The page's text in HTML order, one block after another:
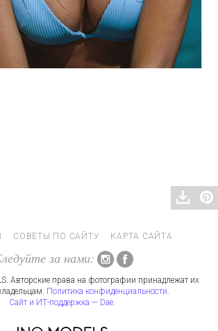
СОВЕТЫ ПО САЙТУ КАРТА САЙТА
за нами:
Авторские права на фотографии принадлежат их
Политика конфиденциальности.
Сайт и ИТ-поддержка — Dae.